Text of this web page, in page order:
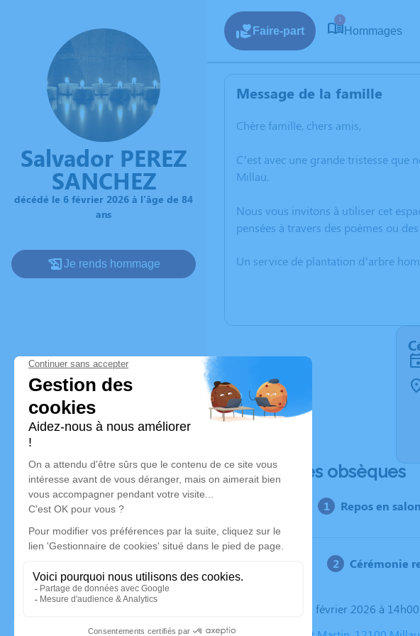
Salvador PEREZ
SANCHEZ
décédé le 6 février 2026 à l'âge de 84
ans
Je rends hommage
Faire-part
1
Hommages
Message de la famille
Chère famille, chers amis,
C’est avec une grande tristesse que
Millau.
Nous vous invitons à utiliser cet
pensées à travers des poèmes ou
Un service de plantation d’arbre
Déroulé des obsèques
Repos en
Cérémonie
Le lundi 09 février 2026 à 14h00